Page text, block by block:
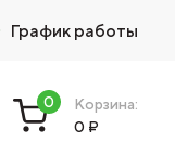
График работы
0
Корзина:
0 ₽